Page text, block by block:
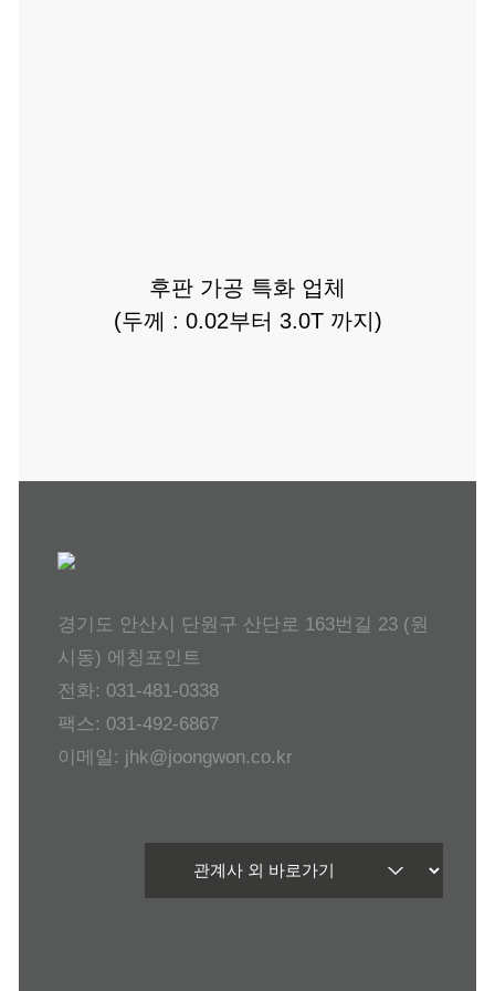
후판 가공 특화 업체
(두께 : 0.02부터 3.0T 까지)
경기도 안산시 단원구 산단로 163번길 23 (원
시동) 에칭포인트
전화: 031-481-0338
팩스: 031-492-6867
이메일: jhk@joongwon.co.kr